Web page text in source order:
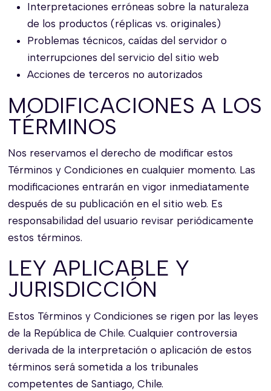
Interpretaciones erróneas sobre la naturaleza
de los productos (réplicas vs. originales)
Problemas técnicos, caídas del servidor o
interrupciones del servicio del sitio web
Acciones de terceros no autorizados
MODIFICACIONES A LOS
TÉRMINOS
Nos reservamos el derecho de modificar estos
Términos y Condiciones en cualquier momento. Las
modificaciones entrarán en vigor inmediatamente
después de su publicación en el sitio web. Es
responsabilidad del usuario revisar periódicamente
estos términos.
LEY APLICABLE Y
JURISDICCIÓN
Estos Términos y Condiciones se rigen por las leyes
de la República de Chile. Cualquier controversia
derivada de la interpretación o aplicación de estos
términos será sometida a los tribunales
competentes de Santiago, Chile.